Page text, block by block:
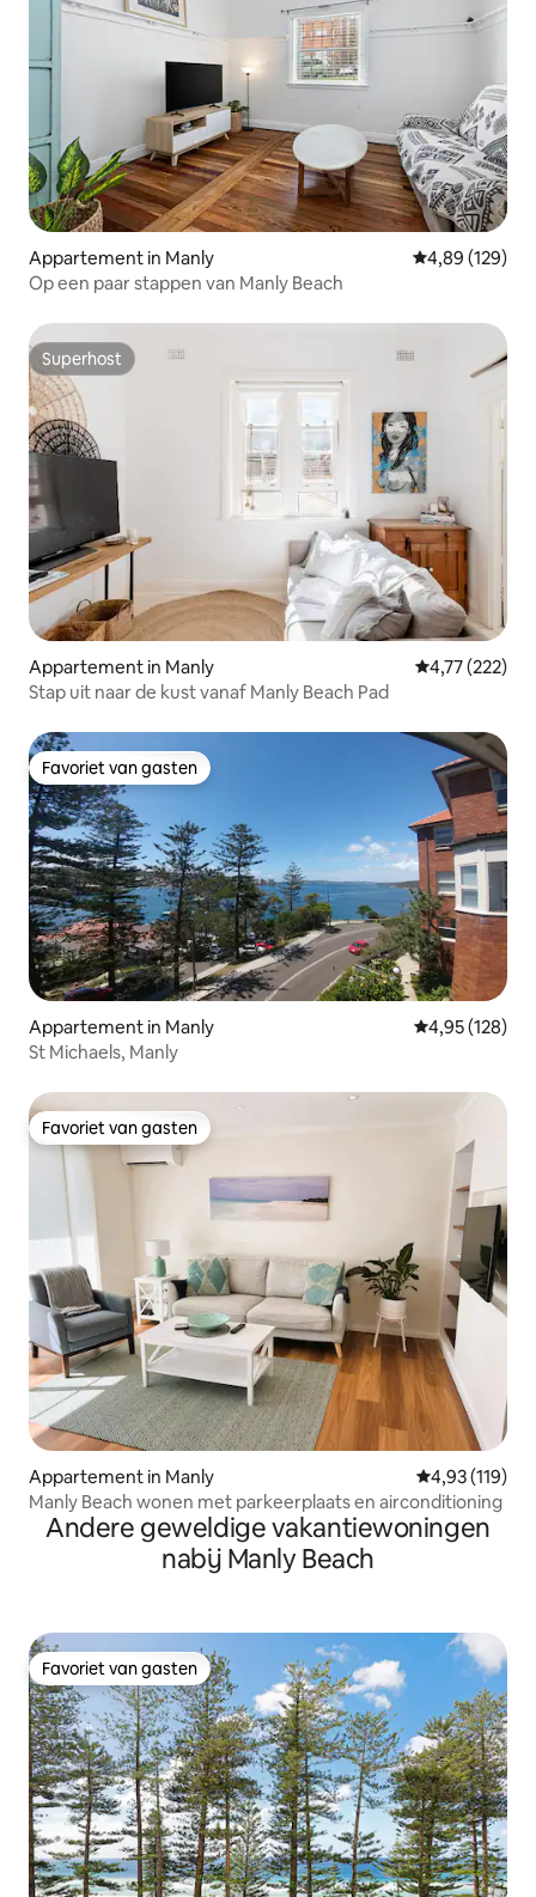
Appartement in Manly Gemiddelde
4,89 (129)
Op een paar stappen van Manly Beach
Superhost
Superhost
Appartement in Manly Gemiddelde
4,77 (222)
Stap uit naar de kust vanaf Manly Beach Pad
Favoriet van gasten
Favoriet van gasten
Appartement in Manly Gemiddelde
4,95 (128)
St Michaels, Manly
Favoriet van gasten
Favoriet van gasten
Appartement in Manly Gemiddelde
4,93 (119)
Manly Beach wonen met parkeerplaats en airconditioning
Andere geweldige vakantiewoningen
nabij Manly Beach
Favoriet van gasten
Favoriet van gasten